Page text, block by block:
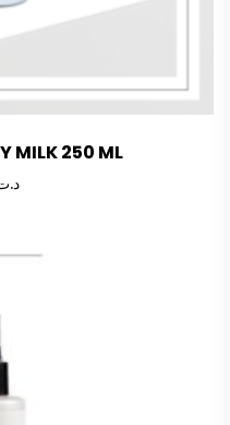
MILK 250 ML